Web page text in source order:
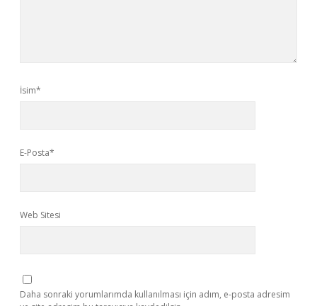
İsim*
E-Posta*
Web Sitesi
Daha sonraki yorumlarımda kullanılması için adım, e-posta adresim